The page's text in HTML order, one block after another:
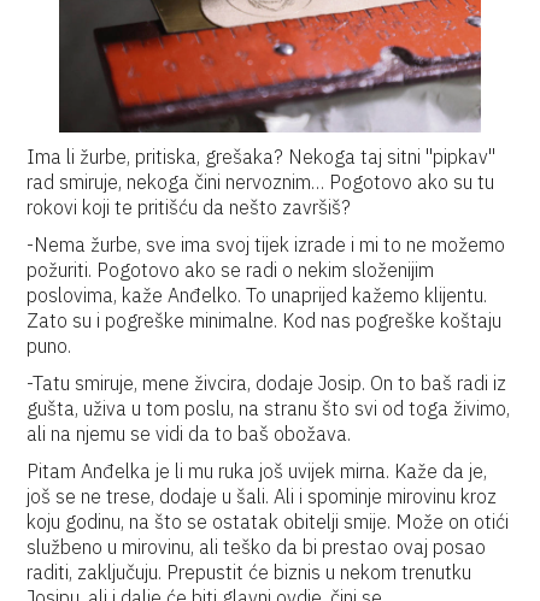
Ima li žurbe, pritiska, grešaka? Nekoga taj sitni ''pipkav''
rad smiruje, nekoga čini nervoznim… Pogotovo ako su tu
rokovi koji te pritišću da nešto završiš?
-Nema žurbe, sve ima svoj tijek izrade i mi to ne možemo
požuriti. Pogotovo ako se radi o nekim složenijim
poslovima, kaže Anđelko. To unaprijed kažemo klijentu.
Zato su i pogreške minimalne. Kod nas pogreške koštaju
puno.
-Tatu smiruje, mene živcira, dodaje Josip. On to baš radi iz
gušta, uživa u tom poslu, na stranu što svi od toga živimo,
ali na njemu se vidi da to baš obožava.
Pitam Anđelka je li mu ruka još uvijek mirna. Kaže da je,
još se ne trese, dodaje u šali. Ali i spominje mirovinu kroz
koju godinu, na što se ostatak obitelji smije. Može on otići
službeno u mirovinu, ali teško da bi prestao ovaj posao
raditi, zaključuju. Prepustit će biznis u nekom trenutku